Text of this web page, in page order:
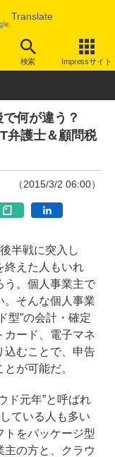
Translate
検索 Impressサイト
トウェア 会計・業務
で何が違う？
弁護士＆顧問税
（2015/3/2 06:00）
半戦に突入し
終えた人もいれ
う。個人事業主で
。そんな個人事業
型”の会計・確定
カード、電子マネ
込むことで、申告
が可能だ。
ド元年”と呼ばれ
ている人も多い
トをパッケージ型
主の方と、クラウ